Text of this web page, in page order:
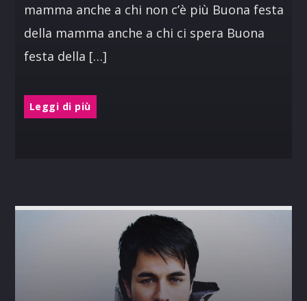
mamma anche a chi non c’è più Buona festa
della mamma anche a chi ci spera Buona
festa della […]
Leggi di più